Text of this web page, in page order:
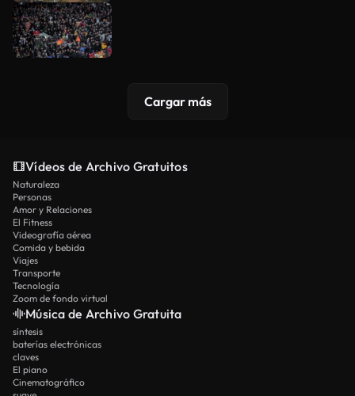
Cargar más
Vídeos de Archivo Gratuitos
Naturaleza
Personas
Amor y Relaciones
El Fitness
Videografía aérea
Comida y bebida
Viajes
Transporte
Tecnología
Zoom de fondo virtual
Música de Archivo Gratuita
síntesis
baterías electrónicas
claves
El piano
Cinematográfico